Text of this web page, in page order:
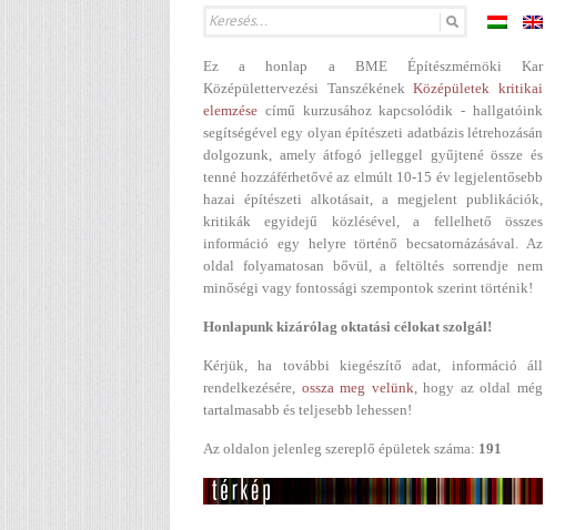
Ez a honlap a BME Építészmérnöki Kar
Középülettervezési TanszékénekKözépületek kritikai
elemzése című kurzusához kapcsolódik - hallgatóink
segítségével egy olyan építészeti adatbázis létrehozásán
dolgozunk, amely átfogó jelleggel gyűjtené össze és
tenné hozzáférhetővé az elmúlt 10-15 év legjelentősebb
hazai építészeti alkotásait, a megjelent publikációk,
kritikák egyidejű közlésével, a fellelhető összes
információ egy helyre történő becsatornázásával. Az
oldal folyamatosan bővül, a feltöltés sorrendje nem
minőségi vagy fontossági szempontok szerint történik!
Honlapunk kizárólag oktatási célokat szolgál!
Kérjük, ha további kiegészítő adat, információ áll
rendelkezésére, ossza meg velünk, hogy az oldal még
tartalmasabb és teljesebb lehessen!
Az oldalon jelenleg szereplő épületek száma: 191